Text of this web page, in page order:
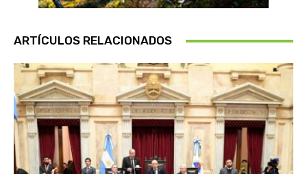
ARTÍCULOS RELACIONADOS